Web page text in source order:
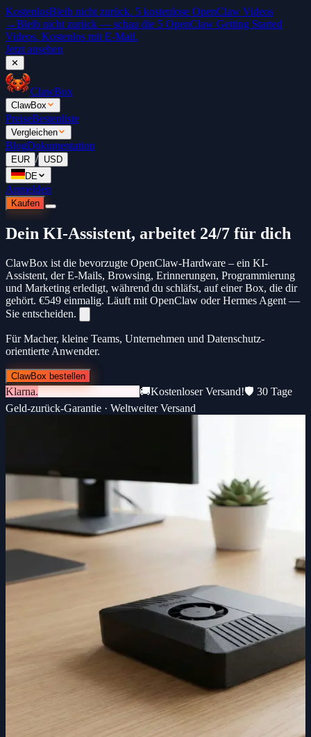
KostenlosBleib nicht zurück. 5 kostenlose OpenClaw Videos
→Bleib nicht zurück — schau die 5 OpenClaw Getting Started
Videos. Kostenlos mit E-Mail.
Jetzt ansehen
✕
ClawBox
ClawBox
PreiseBestenliste
Vergleichen
BlogDokumentation
EUR / USD
DE
Anmelden
Kaufen
Dein KI-Assistent, arbeitet 24/7 für dich
ClawBox ist die bevorzugte OpenClaw-Hardware – ein KI-
Assistent, der E-Mails, Browsing, Erinnerungen, Programmierung
und Marketing erledigt, während du schläfst, auf einer Box, die dir
gehört. €549 einmalig. Läuft mit OpenClaw oder Hermes Agent —
Sie entscheiden.
Für Macher, kleine Teams, Unternehmen und Datenschutz-
orientierte Anwender.
ClawBox bestellen
Klarna.3 × 183 € · 0 % Zinsen 🚚Kostenloser Versand!🛡️ 30 Tage
Geld-zurück-Garantie · Weltweiter Versand